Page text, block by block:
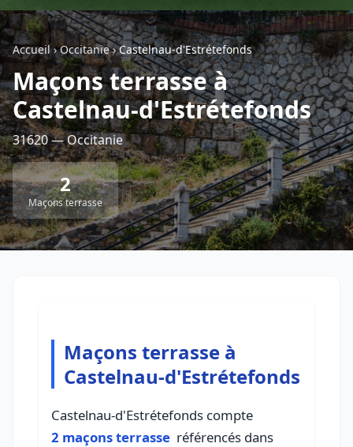
Retour à la liste des métiers
CGU -Confidentialité- Service proposé parViteUnDevis.com -Vous
Accueil›Occitanie›Castelnau-d'Estrétefonds
Maçons terrasse à
Castelnau-d'Estrétefonds
31620 — Occitanie
2
Maçons terrasse
Maçons terrasse à
Castelnau-d'Estrétefonds
Castelnau-d'Estrétefonds compte
2 maçons terrasse référencés dans